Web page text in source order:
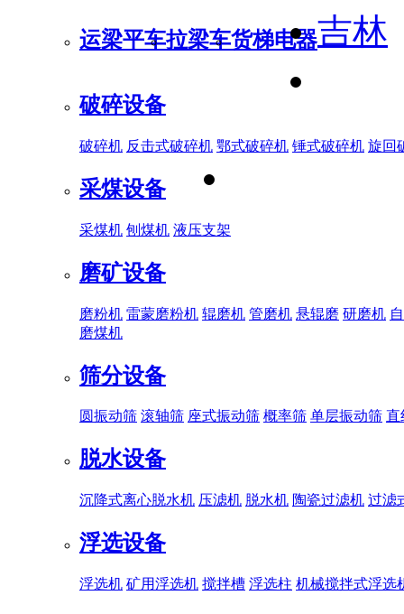
运梁平车拉梁车货梯电器
破碎设备
破碎机 反击式破碎机 鄂式破碎机 锤式破碎机 旋回
采煤设备
采煤机 刨煤机 液压支架
磨矿设备
磨粉机 雷蒙磨粉机 辊磨机 管磨机 悬辊磨 研磨机
磨煤机
筛分设备
圆振动筛 滚轴筛 座式振动筛 概率筛 单层振动筛 直
脱水设备
沉降式离心脱水机 压滤机 脱水机 陶瓷过滤机 过滤
浮选设备
浮选机 矿用浮选机 搅拌槽 浮选柱 机械搅拌式浮选
吉林